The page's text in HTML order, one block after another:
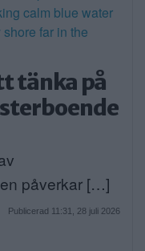
tänka på
påverkar […]
Publicerad 11:31, 28 juli 2026